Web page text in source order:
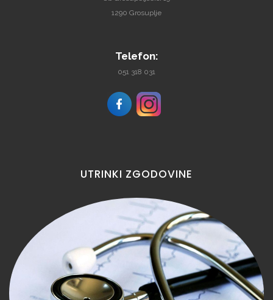
1290 Grosuplje
Telefon:
051 318 031
UTRINKI ZGODOVINE